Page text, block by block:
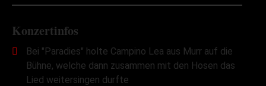
Konzertinfos
Bei "Paradies" holte Campino Lea aus Murr auf die
Bühne, welche dann zusammen mit den Hosen das
Lied weitersingen durfte